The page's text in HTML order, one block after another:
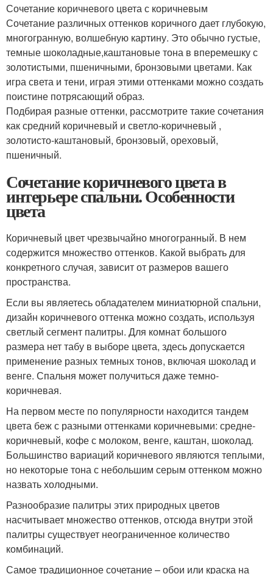
Сочетание коричневого цвета с коричневым
Сочетание различных оттенков коричного дает глубокую,
многогранную, волшебную картину. Это обычно густые,
темные шоколадные,каштановые тона в вперемешку с
золотистыми, пшеничными, бронзовыми цветами. Как
игра света и тени, играя этими оттенками можно создать
поистине потрясающий образ.
Подбирая разные оттенки, рассмотрите такие сочетания
как средний коричневый и светло-коричневый ,
золотисто-каштановый, бронзовый, ореховый,
пшеничный.
Сочетание коричневого цвета в
интерьере спальни. Особенности
цвета
Коричневый цвет чрезвычайно многогранный. В нем
содержится множество оттенков. Какой выбрать для
конкретного случая, зависит от размеров вашего
пространства.
Если вы являетесь обладателем миниатюрной спальни,
дизайн коричневого оттенка можно создать, используя
светлый сегмент палитры. Для комнат большого
размера нет табу в выборе цвета, здесь допускается
применение разных темных тонов, включая шоколад и
венге. Спальня может получиться даже темно-
коричневая.
На первом месте по популярности находится тандем
цвета беж с разными оттенками коричневыми: средне-
коричневый, кофе с молоком, венге, каштан, шоколад.
Большинство вариаций коричневого являются теплыми,
но некоторые тона с небольшим серым оттенком можно
назвать холодными.
Разнообразие палитры этих природных цветов
насчитывает множество оттенков, отсюда внутри этой
палитры существует неограниченное количество
комбинаций.
Самое традиционное сочетание – обои или краска на